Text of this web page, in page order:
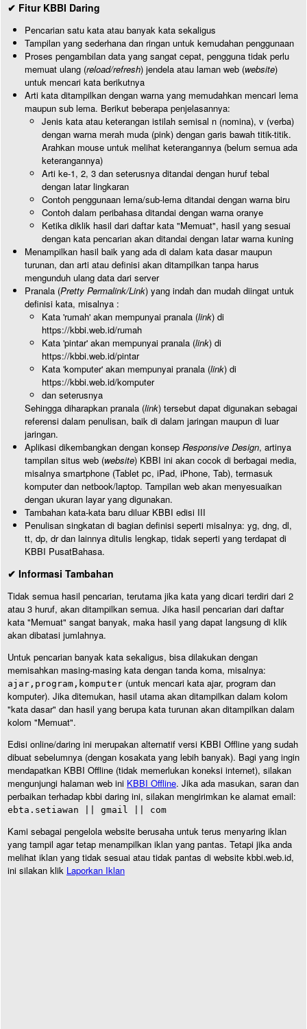
✔ Fitur KBBI Daring
Pencarian satu kata atau banyak kata sekaligus
Tampilan yang sederhana dan ringan untuk kemudahan penggunaan
Proses pengambilan data yang sangat cepat, pengguna tidak perlu
memuat ulang (reload/refresh) jendela atau laman web (website)
untuk mencari kata berikutnya
Arti kata ditampilkan dengan warna yang memudahkan mencari lema
maupun sub lema. Berikut beberapa penjelasannya:
Jenis kata atau keterangan istilah semisal n (nomina), v (verba)
dengan warna merah muda (pink) dengan garis bawah titik-titik.
Arahkan mouse untuk melihat keterangannya (belum semua ada
keterangannya)
Arti ke-1, 2, 3 dan seterusnya ditandai dengan huruf tebal
dengan latar lingkaran
Contoh penggunaan lema/sub-lema ditandai dengan warna biru
Contoh dalam peribahasa ditandai dengan warna oranye
Ketika diklik hasil dari daftar kata "Memuat", hasil yang sesuai
dengan kata pencarian akan ditandai dengan latar warna kuning
Menampilkan hasil baik yang ada di dalam kata dasar maupun
turunan, dan arti atau definisi akan ditampilkan tanpa harus
mengunduh ulang data dari server
Pranala (Pretty Permalink/Link) yang indah dan mudah diingat untuk
definisi kata, misalnya :
Kata 'rumah' akan mempunyai pranala (link) di
https://kbbi.web.id/rumah
Kata 'pintar' akan mempunyai pranala (link) di
https://kbbi.web.id/pintar
Kata 'komputer' akan mempunyai pranala (link) di
https://kbbi.web.id/komputer
dan seterusnya
Sehingga diharapkan pranala (link) tersebut dapat digunakan sebagai
referensi dalam penulisan, baik di dalam jaringan maupun di luar
jaringan.
Aplikasi dikembangkan dengan konsep Responsive Design, artinya
tampilan situs web (website) KBBI ini akan cocok di berbagai media,
misalnya smartphone (Tablet pc, iPad, iPhone, Tab), termasuk
komputer dan netbook/laptop. Tampilan web akan menyesuaikan
dengan ukuran layar yang digunakan.
Tambahan kata-kata baru diluar KBBI edisi III
Penulisan singkatan di bagian definisi seperti misalnya: yg, dng, dl,
tt, dp, dr dan lainnya ditulis lengkap, tidak seperti yang terdapat di
KBBI PusatBahasa.
✔ Informasi Tambahan
Tidak semua hasil pencarian, terutama jika kata yang dicari terdiri dari 2
atau 3 huruf, akan ditampilkan semua. Jika hasil pencarian dari daftar
kata "Memuat" sangat banyak, maka hasil yang dapat langsung di klik
akan dibatasi jumlahnya.
Untuk pencarian banyak kata sekaligus, bisa dilakukan dengan
memisahkan masing-masing kata dengan tanda koma, misalnya:
ajar,program,komputer (untuk mencari kata ajar, program dan
komputer). Jika ditemukan, hasil utama akan ditampilkan dalam kolom
"kata dasar" dan hasil yang berupa kata turunan akan ditampilkan dalam
kolom "Memuat".
Edisi online/daring ini merupakan alternatif versi KBBI Offline yang sudah
dibuat sebelumnya (dengan kosakata yang lebih banyak). Bagi yang ingin
mendapatkan KBBI Offline (tidak memerlukan koneksi internet), silakan
mengunjungi halaman web ini KBBI Offline. Jika ada masukan, saran dan
perbaikan terhadap kbbi daring ini, silakan mengirimkan ke alamat email:
ebta.setiawan || gmail || com
Kami sebagai pengelola website berusaha untuk terus menyaring iklan
yang tampil agar tetap menampilkan iklan yang pantas. Tetapi jika anda
melihat iklan yang tidak sesuai atau tidak pantas di website kbbi.web.id,
ini silakan klik Laporkan Iklan